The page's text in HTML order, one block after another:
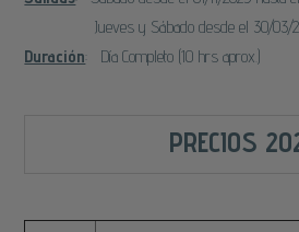
Jueves y Sábado desde el 30/03/
Duración : Día Completo (10 hrs aprox.)
PRECIOS